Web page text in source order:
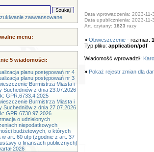
zaawansowane
menu:
5 wiadomości:
planu postępowań nr 4
planu postępowań nr 3
Burmistrza Miasta i
Suchedniów z dnia 23.07.2026
GPR.6733.4.2025
Burmistrza Miasta i
Suchedniów z dnia 27.07.2026
GPR.6730.97.2026
o udzielonych
niepodatkowych
budżetowych, o których
w art. 60 ufp (zgodnie z art. 37
o finansach publicznych)
2026
Data wprowadzenia: 2023-11-
Data upublicznienia: 2023-11-
Art. czytany: 1823 razy
» Obwieszczenie- rozmiar:
Typ pliku: application/pdf
Wiadomość wprowadził:
» Pokaż rejestr zmian dla